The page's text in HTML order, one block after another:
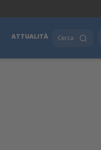
ATTUALITÀ Cerca